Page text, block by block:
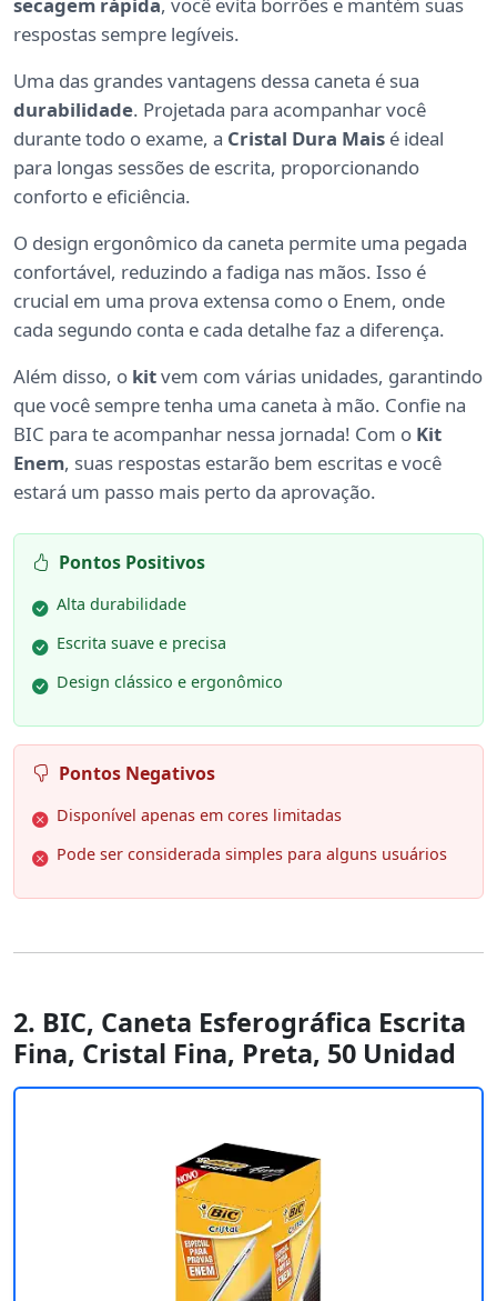
respostas sempre legíveis.
Uma das grandes vantagens dessa caneta é sua
durabilidade. Projetada para acompanhar você
durante todo o exame, a Cristal Dura Mais é ideal
para longas sessões de escrita, proporcionando
conforto e eficiência.
O design ergonômico da caneta permite uma pegada
confortável, reduzindo a fadiga nas mãos. Isso é
crucial em uma prova extensa como o Enem, onde
cada segundo conta e cada detalhe faz a diferença.
Além disso, o kitvem com várias unidades, garantindo
que você sempre tenha uma caneta à mão. Confie na
BIC para te acompanhar nessa jornada! Com o Kit
Enem, suas respostas estarão bem escritas e você
estará um passo mais perto da aprovação.
Pontos Positivos
Alta durabilidade
Escrita suave e precisa
Design clássico e ergonômico
Pontos Negativos
Disponível apenas em cores limitadas
Pode ser considerada simples para alguns usuários
2. BIC, Caneta Esferográfica Escrita
Fina, Cristal Fina, Preta, 50 Unidad